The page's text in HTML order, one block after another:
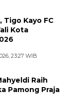
Tigo Kayo FC
Kota
23:27 WIB
Raih
Pamong Praja